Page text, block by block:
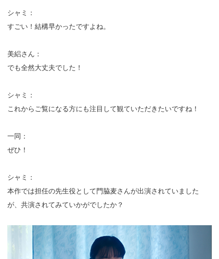
シャミ：
すごい！結構早かったですよね。
美絽さん：
でも全然大丈夫でした！
シャミ：
これからご覧になる方にも注目して観ていただきたいですね！
一同：
ぜひ！
シャミ：
本作では担任の先生役として門脇麦さんが出演されていました
が、共演されてみていかがでしたか？